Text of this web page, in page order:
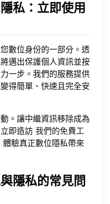
私：立即使用
數位身份的一部分。透
邁出保護個人資訊並按
一步。我們的服務提供
得簡單、快速且完全安
。讓中繼資訊移除成為
即造訪 我們的免費工
體驗真正數位隱私帶來
隱私的常見問